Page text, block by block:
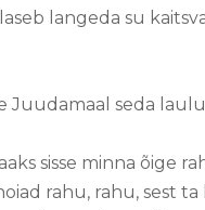
langeda su
Juudamaal seda
sisse minna õige
rahu, rahu, sest